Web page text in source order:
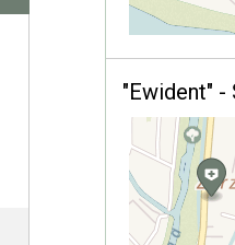
"Ewident"